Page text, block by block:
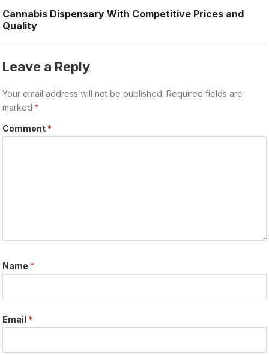
Cannabis Dispensary With Competitive Prices and
Quality
Leave a Reply
Your email address will not be published. Required fields are
marked*
Comment *
Name *
Email *